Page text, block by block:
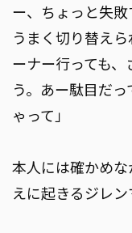
ー、ちょっと失敗
うまく切り替え
ーナー行っても
う。あー駄目だ
ゃって」
本人には確かめ
えに起きるジレン